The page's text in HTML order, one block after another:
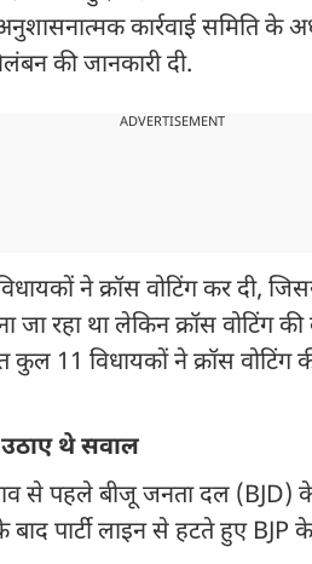
कार्रवाई समिति के
की जानकारी दी.
ADVERTISEMENT
ने क्रॉस वोटिंग कर दी,
जा रहा था लेकिन क्रॉस वोटिंग
11 विधायकों ने क्रॉस वोटिंग
थे सवाल
से पहले बीजू जनता दल (BJD) के
पार्टी लाइन से हटते हुए BJP के